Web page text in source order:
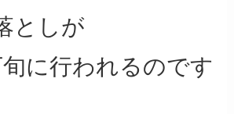
としが
に行われるのです